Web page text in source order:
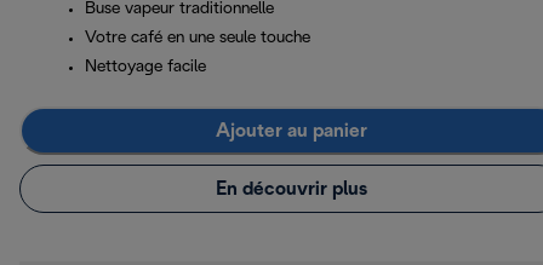
Buse vapeur traditionnelle
Votre café en une seule touche
Nettoyage facile
Ajouter au panier
En découvrir plus